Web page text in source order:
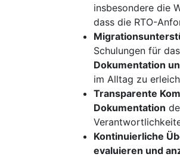
insbesondere die
dass die RTO-
Schulungen für
Dokumentation
im Alltag zu
Transparente
Dokumentation
Kontinuierliche
evaluieren und